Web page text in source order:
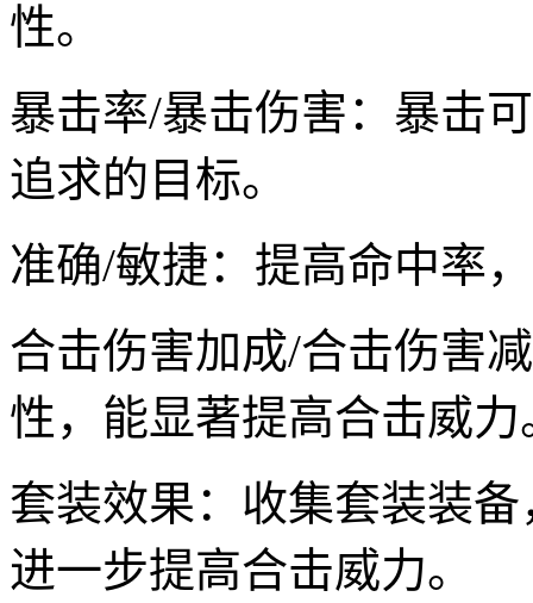
性。
暴击率/暴击伤害：暴击
追求的目标。
准确/敏捷：提高命中率
合击伤害加成/合击伤害
性，能显著提高合击威力
套装效果：收集套装装
进一步提高合击威力。